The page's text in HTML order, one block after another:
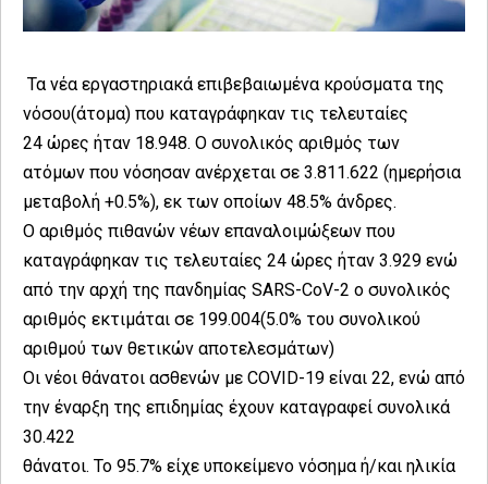
Τα νέα εργαστηριακά επιβεβαιωμένα κρούσματα της
νόσου(άτομα) που καταγράφηκαν τις τελευταίες
24 ώρες ήταν 18.948. Ο συνολικός αριθμός των
ατόμων που νόσησαν ανέρχεται σε 3.811.622 (ημερήσια
μεταβολή +0.5%), εκ των οποίων 48.5% άνδρες.
Ο αριθμός πιθανών νέων επαναλοιμώξεων που
καταγράφηκαν τις τελευταίες 24 ώρες ήταν 3.929 ενώ
από την αρχή της πανδημίας SARS-CoV-2 ο συνολικός
αριθμός εκτιμάται σε 199.004(5.0% του συνολικού
αριθμού των θετικών αποτελεσμάτων)
Οι νέοι θάνατοι ασθενών με COVID-19 είναι 22, ενώ από
την έναρξη της επιδημίας έχουν καταγραφεί συνολικά
30.422
θάνατοι. Το 95.7% είχε υποκείμενο νόσημα ή/και ηλικία